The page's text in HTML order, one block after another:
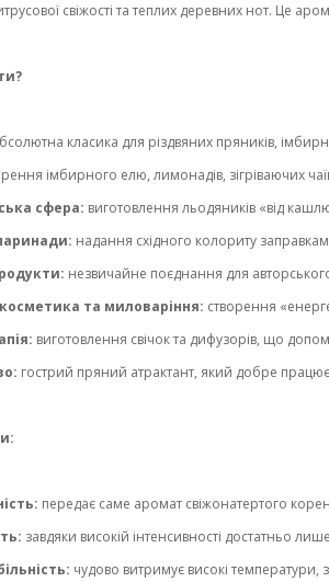
свіжості та теплих деревних нот. Це
класика для різдвяних пряників,
імбирного елю, лимонадів, зігріваючих
сфера: виготовлення льодяників «від
надання східного колориту
незвичайне поєднання для
та миловаріння: створення
виготовлення свічок та дифузорів, що
гострий пряний атрактант, який добре
передає саме аромат свіжонатертого
завдяки високій інтенсивності достатньо лише
чудово витримує високі температури,